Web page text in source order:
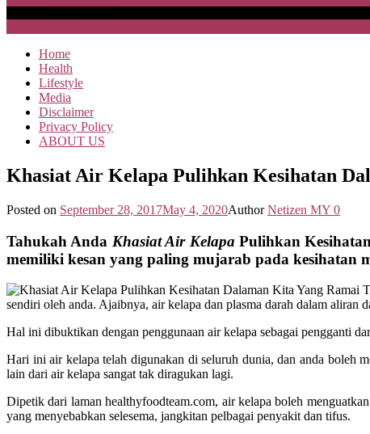
Home
Health
Lifestyle
Media
Disclaimer
Privacy Policy
ABOUT US
Khasiat Air Kelapa Pulihkan Kesihatan
Posted on September 28, 2017May 4, 2020Author Netizen MY 0
Tahukah Anda Khasiat Air Kelapa Pulihkan
memiliki kesan yang paling mujarab pada kesihatan
sendiri oleh anda. Ajaibnya, air kelapa dan plasma darah dalam aliran
Hal ini dibuktikan dengan penggunaan air kelapa sebagai pengganti
Hari ini air kelapa telah digunakan di seluruh dunia, dan anda boleh
lain dari air kelapa sangat tak diragukan lagi.
Dipetik dari laman healthyfoodteam.com, air kelapa boleh
yang menyebabkan selesema, jangkitan pelbagai penyakit dan tifus.